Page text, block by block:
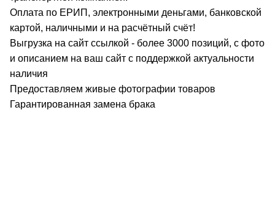
Оплата по ЕРИП, электронными деньгами, банковской
картой, наличными и на расчётный счёт!
Выгрузка на сайт ссылкой - более 3000 позиций, с фото
и описанием на ваш сайт с поддержкой актуальности
наличия
Предоставляем живые фотографии товаров
Гарантированная замена брака